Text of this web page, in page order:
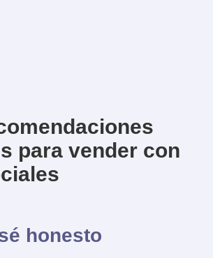
para vender con
honesto